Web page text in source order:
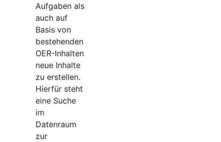
Aufgaben als
auch auf
Basis von
bestehenden
OER-Inhalten
neue Inhalte
zu erstellen.
Hierfür steht
eine Suche
im
Datenraum
zur